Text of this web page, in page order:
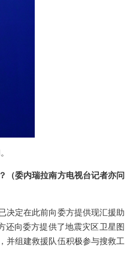
（委内瑞拉南方电视台记者亦问
决定在此前向委方提供现汇援助
还向委方提供了地震灾区卫星图
并组建救援队伍积极参与搜救工